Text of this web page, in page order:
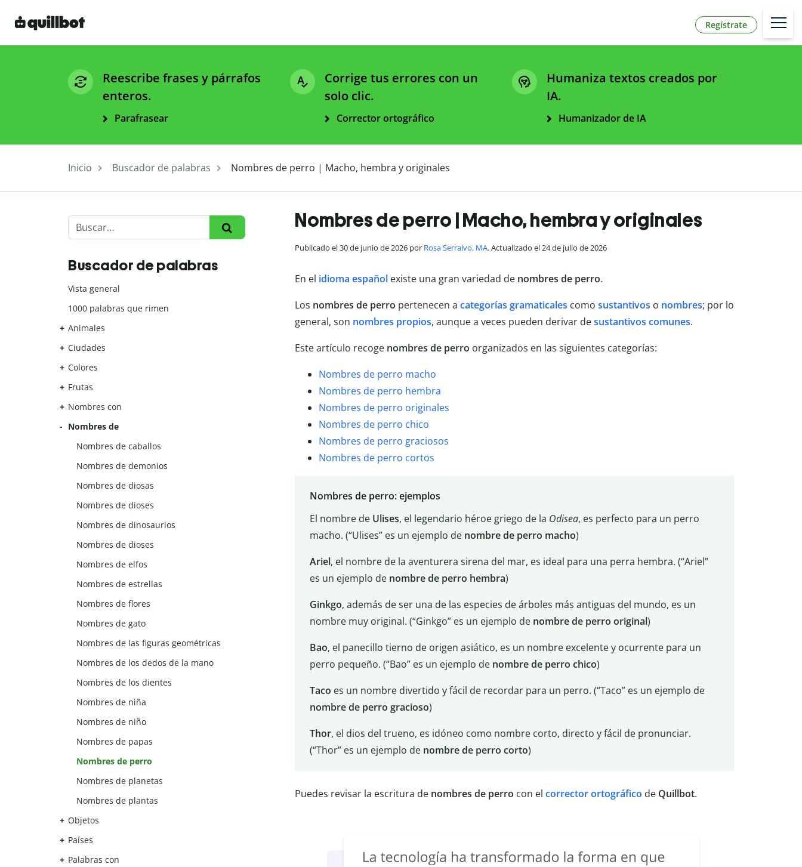
Regístrate
Reescribe frases y párrafos
enteros.
Parafrasear
Corrige tus errores con un
solo clic.
Corrector ortográfico
Humaniza textos creados por
IA.
Humanizador de IA
Inicio Buscador de palabras Nombres de perro | Macho, hembra y originales
Nombres de perro | Macho, hembra y originales
Publicado el 30 de junio de 2026 por Rosa Serralvo, MA. Actualizado el 24 de julio de 2026
En el idioma español existe una gran variedad de nombres de perro.
Los nombres de perro pertenecen a categorías gramaticales como sustantivos o nombres; por lo
general, son nombres propios, aunque a veces pueden derivar desustantivos comunes.
Este artículo recoge nombres de perro organizados en las siguientes categorías:
Nombres de perro macho
Nombres de perro hembra
Nombres de perro originales
Nombres de perro chico
Nombres de perro graciosos
Nombres de perro cortos
Nombres de perro: ejemplos
El nombre de Ulises, el legendario héroe griego de la Odisea, es perfecto para un perro
macho. (“Ulises” es un ejemplo de nombre de perro macho)
Ariel, el nombre de la aventurera sirena del mar, es ideal para una perra hembra. (“Ariel”
es un ejemplo de nombre de perro hembra)
Ginkgo, además de ser una de las especies de árboles más antiguas del mundo, es un
nombre muy original. (“Ginkgo” es un ejemplo de nombre de perro original)
Bao, el panecillo tierno de origen asiático, es un nombre excelente y ocurrente para un
perro pequeño. (“Bao” es un ejemplo de nombre de perro chico)
Taco es un nombre divertido y fácil de recordar para un perro. (“Taco” es un ejemplo de
nombre de perro gracioso)
Thor, el dios del trueno, es idóneo como nombre corto, directo y fácil de pronunciar.
(“Thor” es un ejemplo de nombre de perro corto)
Puedes revisar la escritura de nombres de perro con el corrector ortográfico de Quillbot.
Buscador de palabras
Vista general
1000 palabras que rimen
Animales
Ciudades
Colores
Frutas
Nombres con
Nombres de
Nombres de caballos
Nombres de demonios
Nombres de diosas
Nombres de dioses
Nombres de dinosaurios
Nombres de dioses
Nombres de elfos
Nombres de estrellas
Nombres de flores
Nombres de gato
Nombres de las figuras geométricas
Nombres de los dedos de la mano
Nombres de los dientes
Nombres de niña
Nombres de niño
Nombres de papas
Nombres de perro
Nombres de planetas
Nombres de plantas
Objetos
Países
Palabras con